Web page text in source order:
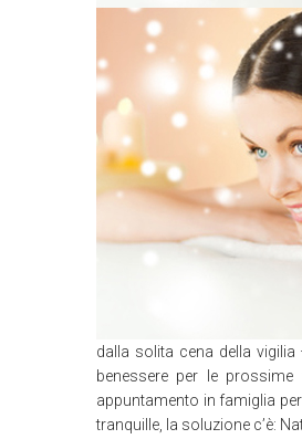
dalla solita cena della
benessere per le
appuntamento in famiglia
tranquille, la soluzione c’è: